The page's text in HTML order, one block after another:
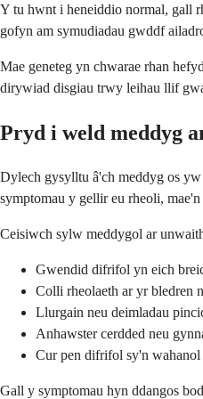
Y tu hwnt i heneiddio normal, gall
gofyn am symudiadau gwddf
Mae geneteg yn chwarae rhan
dirywiad disgiau trwy leihau llif
Pryd i weld meddyg
Dylech gysylltu â'ch meddyg os
symptomau y gellir eu rheoli,
Ceisiwch sylw meddygol ar
Gwendid difrifol yn eich
Colli rheolaeth ar yr bledren
Llurgain neu deimladau
Anhawster cerdded neu
Cur pen difrifol sy'n
Gall y symptomau hyn ddangos